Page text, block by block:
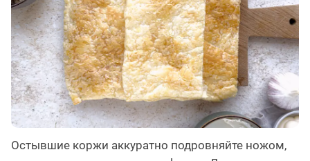
Остывшие коржи аккуратно подровняйте ножом,